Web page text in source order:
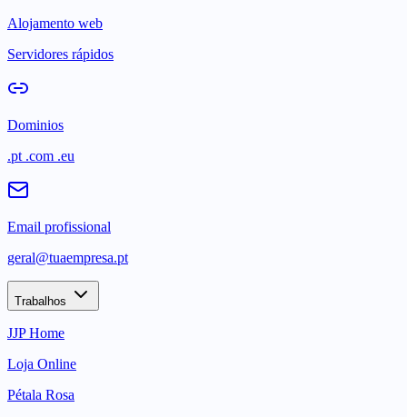
Alojamento web
Servidores rápidos
Dominios
.pt .com .eu
Email profissional
geral@tuaempresa.pt
Trabalhos
JJP Home
Loja Online
Pétala Rosa